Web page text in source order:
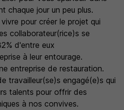
chaque jour un peu plus.
pour créer le projet qui
collaborateur(rice)s se
d'entre eux
à leur entourage.
entreprise de restauration.
travailleur(se)s engagé(e)s qui
talents pour offrir des
à nos convives.